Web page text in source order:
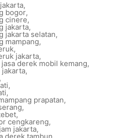
,
bogor,
cinere,
jakarta,
jakarta selatan,
mampang,
,
jakarta,
jasa derek mobil kemang,
jakarta,
,
,
,
prapatan,
,
,
cengkareng,
jakarta,